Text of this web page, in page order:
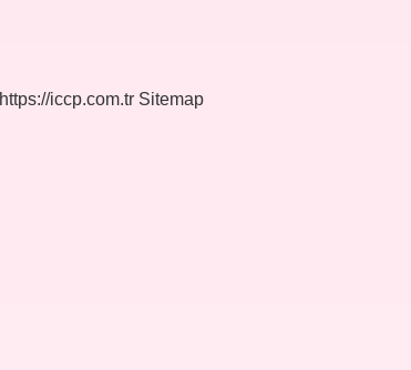
https://iccp.com.tr Sitemap